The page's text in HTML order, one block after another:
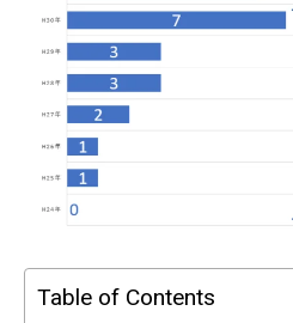
Table of Contents